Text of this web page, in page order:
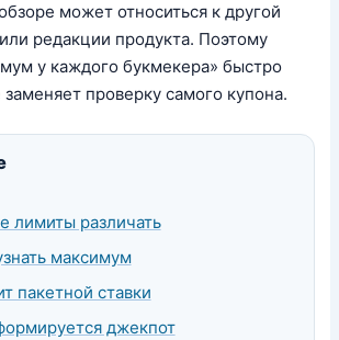
может относиться к другой
редакции продукта. Поэтому
у каждого букмекера» быстро
заменяет проверку самого купона.
лимиты различать
максимум
пакетной ставки
джекпот